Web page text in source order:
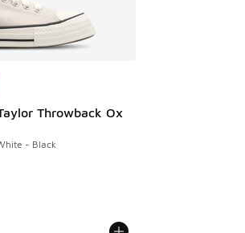
Throwback Ox
- Black
Prix en baisse de € 79,99 à